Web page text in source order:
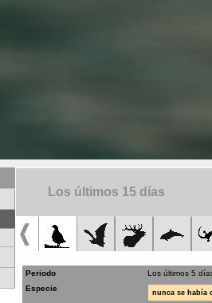
Los últimos 15 días
Periodo
Los últimos 5
Especie
nunca se había